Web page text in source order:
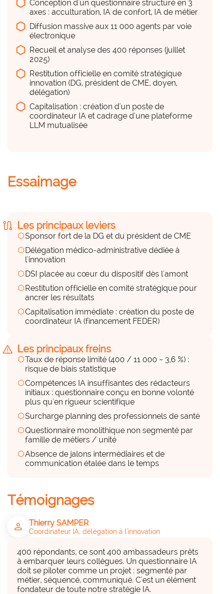
Conception d'un questionnaire structuré en 3
axes : acculturation, IA de confort, IA de métier
Diffusion massive aux 11 000 agents par voie
électronique
Recueil et analyse des 400 réponses (juillet
2025)
Restitution officielle en comité stratégique
innovation (DG, président de CME, doyen,
délégation)
Capitalisation : création d'un poste de
coordinateur IA et cadrage d'une plateforme
LLM mutualisée
Essaimage
route Les principaux leviers
hexagonSponsor fort de la DG et du président de CME
hexagonDélégation médico-administrative dédiée à
l'innovation
hexagonDSI placée au cœur du dispositif dès l'amont
hexagonRestitution officielle en comité stratégique pour
ancrer les résultats
hexagonCapitalisation immédiate : création du poste de
coordinateur IA (financement FEDER)
warning Les principaux freins
hexagonTaux de réponse limité (400 / 11 000 ~ 3,6 %) :
risque de biais statistique
hexagonCompétences IA insuffisantes des rédacteurs
initiaux : questionnaire conçu en bonne volonté
plus qu'en rigueur scientifique
hexagonSurcharge planning des professionnels de santé
hexagonQuestionnaire monolithique non segmenté par
famille de métiers / unité
hexagonAbsence de jalons intermédiaires et de
communication étalée dans le temps
Témoignages
person Thierry SAMPER
Coordinateur IA, délégation à l'innovation
400 répondants, ce sont 400 ambassadeurs prêts
à embarquer leurs collègues. Un questionnaire IA
doit se piloter comme un projet : segmenté par
métier, séquencé, communiqué. C'est un élément
fondateur de toute notre stratégie IA.
Première démarche structurée de recueil de
besoins IA au CHU.
3 mois en cumulé : conception, diffusion,
analyse, restitution.
Du personnel (équipe, projet,
déploiement...)
a considérer
Équipe restreinte de la délégation à
l'innovation, appui DSI pour la diffusion et la
sécurisation.
l'équipe rédactrice initiale. Compétences
renforcées ensuite avec le recrutement du
Des compétences externes
(prestations externes)
hexagon_r0
Peu
questionnaire.
Des équipements, du matériel
hexagon_r0
Peu
Outil de sondage interne, aucune
infrastructure dédiée.
Des financements (internes et
Pas de budget dédié sur le questionnaire. Ses
résultats ont déclenché un financement
FEDER pour le poste de coordinateur IA (CDD
1 an, pérennisation prévue hors FEDER).